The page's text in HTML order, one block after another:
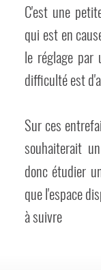
C'est une
qui est en
le réglage
difficulté est
Sur ces
souhaiterait un
donc étudier
que l'espace
à suivre